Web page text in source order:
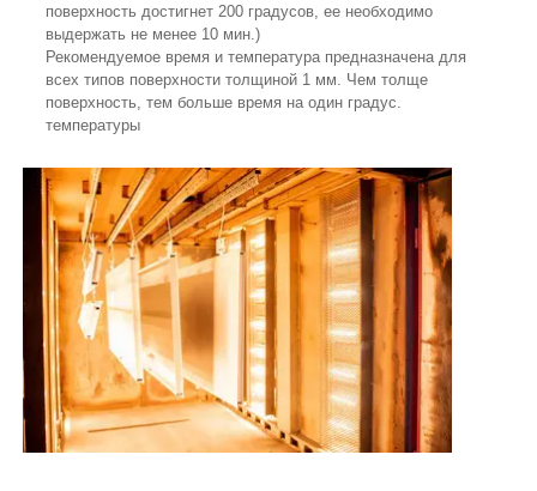
поверхность достигнет 200 градусов, ее необходимо
выдержать не менее 10 мин.)
Рекомендуемое время и температура предназначена для
всех типов поверхности толщиной 1 мм. Чем толще
поверхность, тем больше время на один градус.
температуры